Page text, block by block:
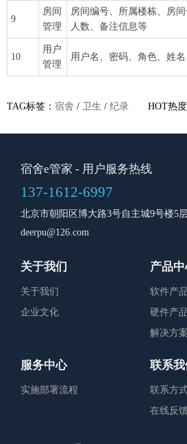
9
房间
管理
房间编号、所属楼栋、房
人数、备注信息等
10
用户
管理
用户名、密码、角色、姓
TAG标签： 宿舍 / 卫生 / 纪录 HOT热度
宿舍e管家 - 用户服务热线
137-1612-6997
北京市朝阳区博大路3号自主城9号楼5
deerpu@126.com
关于我们
关于我们
企业文化
产品
软件产品
硬件产品
解决方案
服务中心
实施部署流程
联系我
联系方
在线反